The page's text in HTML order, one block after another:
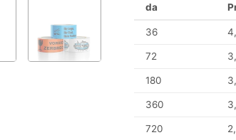
da
36
72
180
360
720